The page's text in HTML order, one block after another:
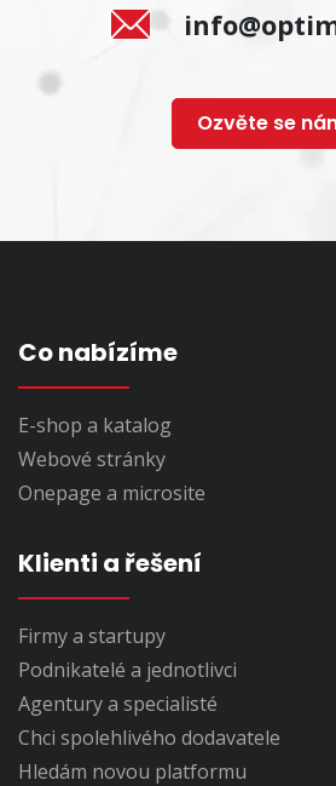
Ozvěte se
Co nabízíme
E-shop a katalog
Webové stránky
Onepage a microsite
Klienti a řešení
Firmy a startupy
Podnikatelé a jednotlivci
Agentury a specialisté
Chci spolehlivého dodavatele
Hledám novou platformu